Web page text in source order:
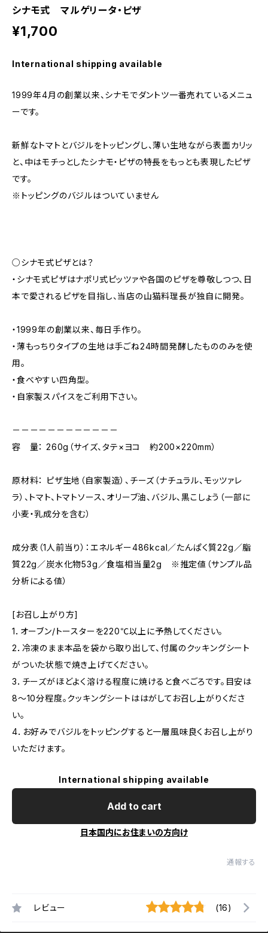
シナモ式 マルゲリータ・ピザ
¥1,700
International shipping available
1999年4月の創業以来、シナモでダントツ一番売れているメニュ
ーです。
新鮮なトマトとバジルをトッピングし、薄い生地ながら表面カリッ
と、中はモチっとしたシナモ・ピザの特長をもっとも表現したピザ
です。
※トッピングのバジルはついていません
○シナモ式ピザとは？
・シナモ式ピザはナポリ式ピッツァや各国のピザを尊敬しつつ、日
本で愛されるピザを目指し、当店の山猫料理長が独自に開発。
・1999年の創業以来、毎日手作り。
・薄もっちりタイプの生地は手ごね24時間発酵したもののみを使
用。
・食べやすい四角型。
・自家製スパイスをご利用下さい。
－－－－－－－－－－－－
容 量： 260g（サイズ、タテ×ヨコ 約200×220mm）
原材料： ピザ生地（自家製造）、チーズ（ナチュラル、モッツァレ
ラ）、トマト、トマトソース、オリーブ油、バジル、黒こしょう（一部に
小麦・乳成分を含む）
成分表（1人前当り）：エネルギー486kcal／たんぱく質22g／脂
質22g／炭水化物53g／食塩相当量2g ※推定値（サンプル品
分析による値）
[お召し上がり方]
1．オーブン/トースターを220℃以上に予熱してください。
2．冷凍のまま本品を袋から取り出して、付属のクッキングシート
がついた状態で焼き上げてください。
3．チーズがほどよく溶ける程度に焼けると食べごろです。目安は
8～10分程度。クッキングシートははがしてお召し上がりくださ
い。
4．お好みでバジルをトッピングすると一層風味良くお召し上がり
いただけます。
International shipping available
Add to cart
日本国内にお住まいの方向け
通報する
レビュー (16)